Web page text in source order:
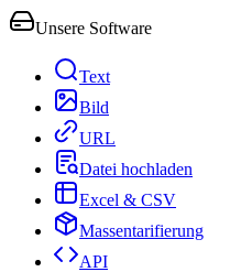
Unsere Software
Text
Bild
URL
Datei hochladen
Excel & CSV
Massentarifierung
API